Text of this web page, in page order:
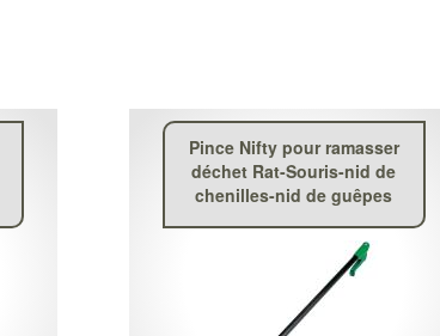
Pince Nifty pour ramasser
déchet Rat-Souris-nid de
chenilles-nid de guêpes